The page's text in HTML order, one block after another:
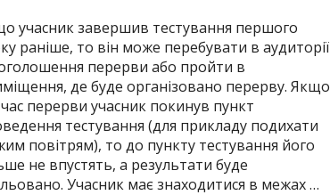
учасник завершив тестування першого
раніше, то він може перебувати в аудиторії
перерви або пройти в
де буде організовано перерву. Якщо
час перерви учасник покинув пункт
тестування (для прикладу подихати
повітрям), то до пункту тестування його
не впустять, а результати буде
Учасник має знаходитися в межах …